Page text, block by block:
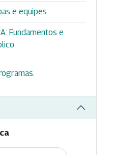
e equipes
Fundamentos e